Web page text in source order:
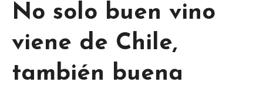
No solo buen vino
viene de Chile,
también buena